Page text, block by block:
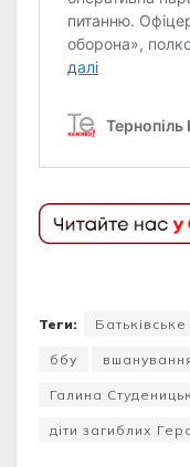
Теги:
ббу
Галина
діти загиблих